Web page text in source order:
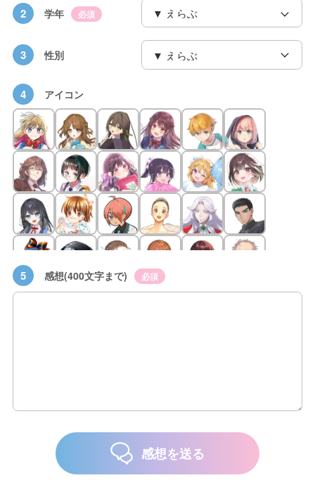
2 学年 必須
3 性別
4 アイコン
5 感想(400文字まで) 必須
感想を送る